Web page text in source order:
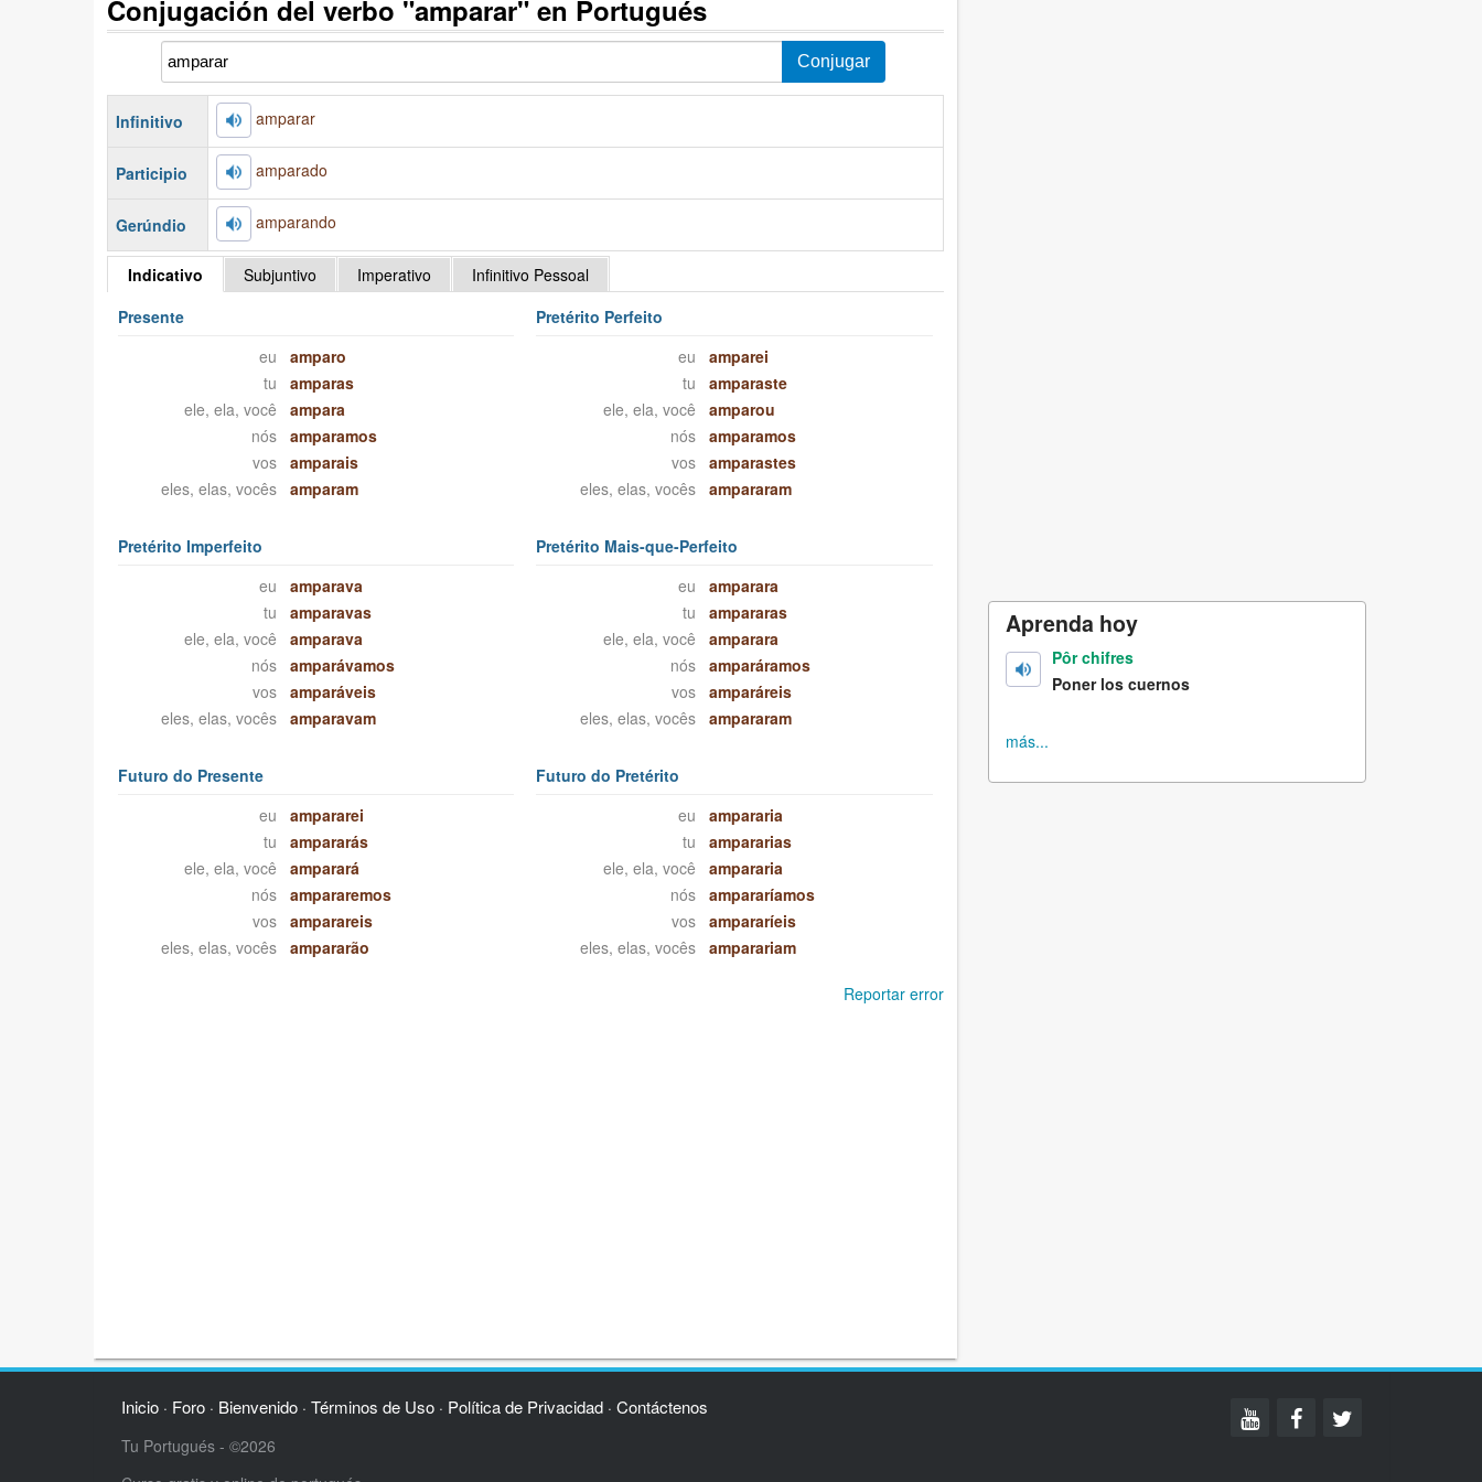
Conjugación del verbo "amparar" en Portugués
Infinitivo amparar
Participio amparado
Gerúndio amparando
Indicativo Subjuntivo Imperativo
Infinitivo Pessoal
Presente
eu
amparo
tu
amparas
ele, ela, você
ampara
nós
amparamos
vos
amparais
eles, elas, vocês
amparam
Pretérito Perfeito
eu
amparei
tu
amparaste
ele, ela, você
amparou
nós
amparamos
vos
amparastes
eles, elas, vocês
ampararam
Pretérito Imperfeito
eu
amparava
tu
amparavas
ele, ela, você
amparava
nós
amparávamos
vos
amparáveis
eles, elas, vocês
amparavam
Pretérito Mais-que-Perfeito
eu
amparara
tu
ampararas
ele, ela, você
amparara
nós
amparáramos
vos
amparáreis
eles, elas, vocês
ampararam
Futuro do Presente
eu
ampararei
tu
ampararás
ele, ela, você
amparará
nós
ampararemos
vos
amparareis
eles, elas, vocês
ampararão
Futuro do Pretérito
eu
ampararia
tu
ampararias
ele, ela, você
ampararia
nós
ampararíamos
vos
ampararíeis
eles, elas, vocês
amparariam
Reportar error
Aprenda hoy
Pôr chifres
Poner los cuernos
más...
Inicio· Foro· Bienvenido· Términos de Uso· Política de Privacidad· Contáctenos
Tu Portugués - ©2026